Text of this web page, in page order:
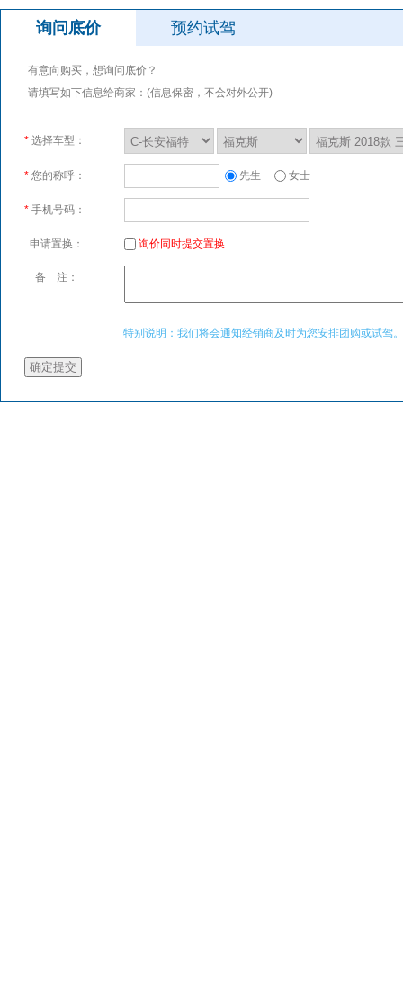
询问底价 预约试驾
有意向购买，想询问底价？
请填写如下信息给商家：(信息保密，不会对外公开)
* 选择车型：
* 您的称呼： 先生 女士
* 手机号码：
申请置换： 询价同时提交置换
备 注：
特别说明：我们将会通知经销商及时为您安排团购或试驾。